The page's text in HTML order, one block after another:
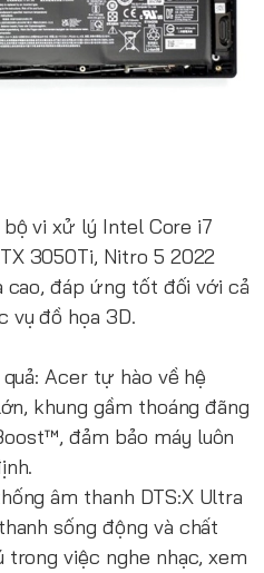
vi xử lý Intel Core i7
3050Ti, Nitro 5 2022
cao, đáp ứng tốt đối với cả
vụ đồ họa 3D.
Acer tự hào về hệ
khung gầm thoáng đãng
đảm bảo máy luôn
âm thanh DTS:X Ultra
sống động và chất
việc nghe nhạc, xem